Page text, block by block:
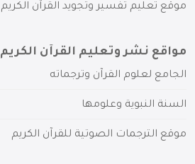
موقع تعليم تفسير وتجويد القرآن الكريم
مواقع نشر وتعليم القرآن الكريم
الجامع لعلوم القرآن وترجماته
السنة النبوية وعلومها
موقع الترجمات الصوتية للقرآن الكريم